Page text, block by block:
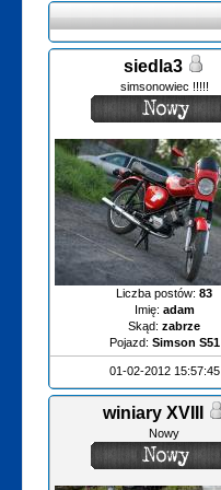
siedla3
simsonowiec !!!!!
Liczba postów:83
Imię: adam
Skąd: zabrze
Pojazd: Simson S51
01-02-2012 15:57:45
winiary XVIII
Nowy